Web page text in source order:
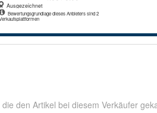
den Artikel bei diesem Verkäufer